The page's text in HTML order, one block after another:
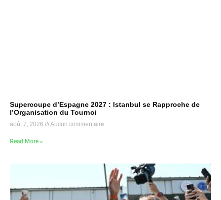
Supercoupe d’Espagne 2027 : Istanbul se Rapproche de
l’Organisation du Tournoi
août 7, 2026 Aucun commentaire
Read More »